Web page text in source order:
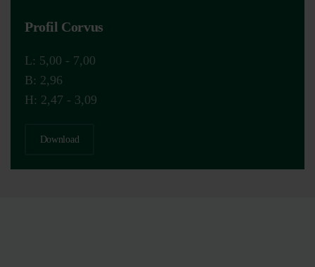
Profil Corvus
L: 5,00 - 7,00
B: 2,96
H: 2,47 - 3,09
Download